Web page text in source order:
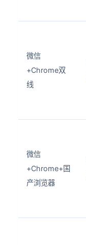
微信
+Chrome双
线
微信
+Chrome+国
产浏览器